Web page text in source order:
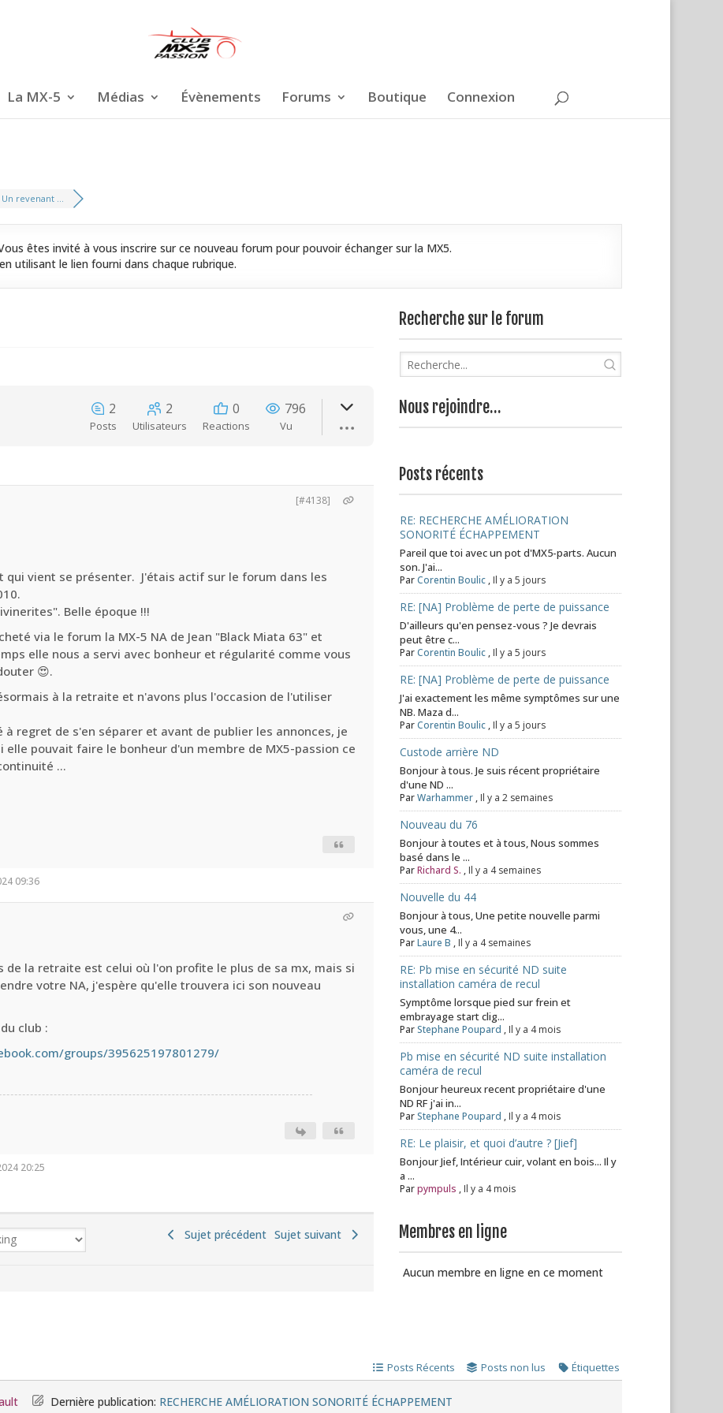
La MX-5 Médias Évènements Forums Boutique Connexion
Un revenant ...
êtes invité à vous inscrire sur ce nouveau forum pour pouvoir échanger sur la MX5.
utilisant le lien fourni dans chaque rubrique.
2
Posts
2
Utilisateurs
0
Reactions
796
Vu
[#4138]
qui vient se présenter. J'étais actif sur le forum dans les
Belle époque !!!
via le forum la MX-5 NA de Jean "Black Miata 63" et
elle nous a servi avec bonheur et régularité comme vous
😍.
à la retraite et n'avons plus l'occasion de l'utiliser
à regret de s'en séparer et avant de publier les annonces, je
elle pouvait faire le bonheur d'un membre de MX5-passion ce
...
09:36
de la retraite est celui où l'on profite le plus de sa mx, mais si
votre NA, j'espère qu'elle trouvera ici son nouveau
club :
groups/395625197801279/
20:25
Sujet précédent Sujet suivant
Recherche sur le forum
Nous rejoindre…
Posts récents
RE: RECHERCHE AMÉLIORATION
SONORITÉ ÉCHAPPEMENT
Pareil que toi avec un pot d'MX5-parts. Aucun
son. J'ai...
ParCorentin Boulic , Il y a 5 jours
RE: [NA] Problème de perte de puissance
D'ailleurs qu'en pensez-vous ? Je devrais
peut être c...
ParCorentin Boulic , Il y a 5 jours
RE: [NA] Problème de perte de puissance
J'ai exactement les même symptômes sur une
NB. Maza d...
ParCorentin Boulic , Il y a 5 jours
Custode arrière ND
Bonjour à tous. Je suis récent propriétaire
d'une ND ...
ParWarhammer , Il y a 2 semaines
Nouveau du 76
Bonjour à toutes et à tous, Nous sommes
basé dans le ...
ParRichard S. , Il y a 4 semaines
Nouvelle du 44
Bonjour à tous, Une petite nouvelle parmi
vous, une 4...
ParLaure B , Il y a 4 semaines
RE: Pb mise en sécurité ND suite
installation caméra de recul
Symptôme lorsque pied sur frein et
embrayage start clig...
ParStephane Poupard , Il y a 4 mois
Pb mise en sécurité ND suite installation
caméra de recul
Bonjour heureux recent propriétaire d'une
ND RF j'ai in...
ParStephane Poupard , Il y a 4 mois
RE: Le plaisir, et quoi d’autre ? [Jief]
Bonjour Jief, Intérieur cuir, volant en bois... Il y
a ...
Parpympuls , Il y a 4 mois
Membres en ligne
Aucun membre en ligne en ce moment
Posts Récents Posts non lus Étiquettes
Dernière publication: RECHERCHE AMÉLIORATION SONORITÉ ÉCHAPPEMENT